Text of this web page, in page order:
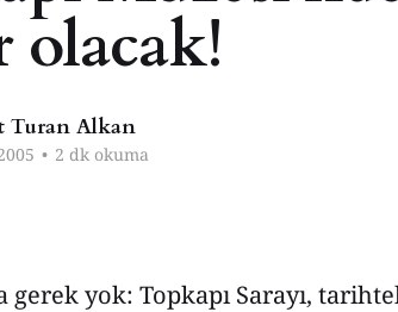
olacak!
Turan Alkan
• 2 dk okuma
gerek yok: Topkapı Sarayı,